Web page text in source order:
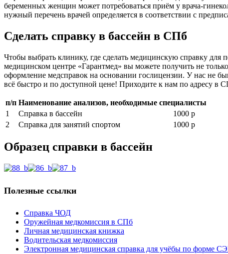
беременных женщин может потребоваться приём у врача-
нужный перечень врачей определяется в соответствии с
Сделать справку в бассейн в СПб
Чтобы выбрать клинику, где сделать медицинскую справку для
медицинском центре «Гарантмед» вы можете получить не
оформление медсправок на основании гослицензии. У нас не
всё быстро и по доступной цене! Приходите к нам по адресу в
п/п Наименование анализов, необходимые специалисты
1
Справка в бассейн
1000 р
2
Справка для занятий спортом 1000 р
Образец справки в бассейн
Полезные ссылки
Справка ЧОД
Оружейная медкомиссия в СПб
Личная медицинская книжка
Водительская медкомиссия
Электронная медицинская справка для учёбы по форме